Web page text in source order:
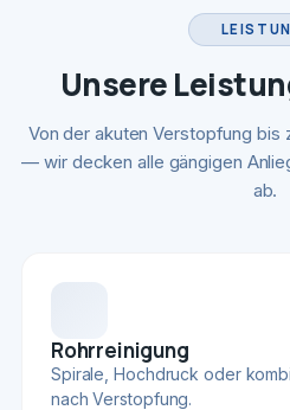
Unsere
Von der akuten Verstopfung bis
— wir decken alle gängigen
ab.
Rohrreinigung
Spirale, Hochdruck oder
nach Verstopfung.